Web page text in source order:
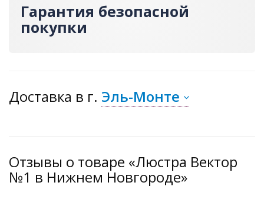
Гарантия безопасной
покупки
Доставка в г. Эль-Монте
Отзывы о товаре «Люстра Вектор
№1 в Нижнем Новгороде»